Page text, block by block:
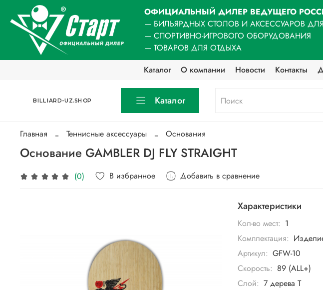
ОФИЦИАЛЬНЫЙ ДИЛЕР ВЕДУЩЕГО
— БИЛЬЯРДНЫХ СТОЛОВ И АКСЕССУАРОВ
— СПОРТИВНО-ИГРОВОГО ОБОРУДОВАНИЯ
— ТОВАРОВ ДЛЯ ОТДЫХА
Каталог
О компании Новости Контакты
BILLIARD-UZ.SHOP Каталог
Главная Теннисные аксессуары Основания
Основание GAMBLER DJ FLY STRAIGHT
(0) В избранное Добавить в сравнение
Характеристики
Кол-во мест: 1
Комплектация:
Артикул: GFW-10
Скорость: 89 (ALL+)
Слой: 7 дерева Т